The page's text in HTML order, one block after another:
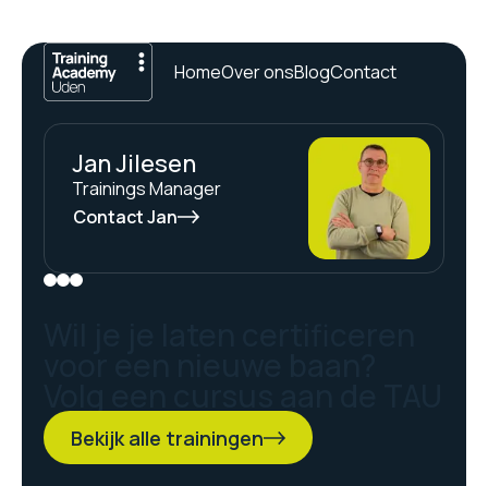
HomeOver onsBlogContact
Jan Jilesen
Trainings Manager
Contact Jan
Bekijk alle trainingen